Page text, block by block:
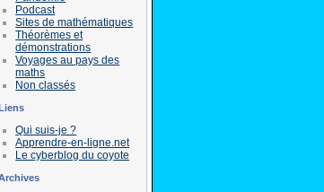
Podcast
Sites de mathématiques
Théorèmes et
démonstrations
Voyages au pays des
maths
Non classés
Qui suis-je ?
Apprendre-en-ligne.net
Le cyberblog du coyote